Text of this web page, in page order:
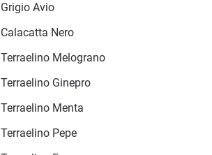
Grigio Avio
Calacatta Nero
Terraelino Melograno
Terraelino Ginepro
Terraelino Menta
Terraelino Pepe